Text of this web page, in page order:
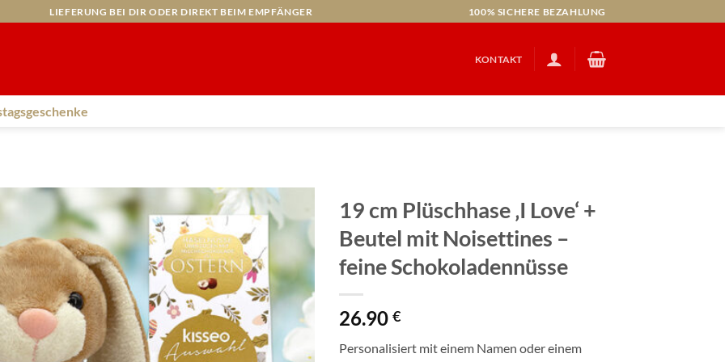
LIEFERUNG BEI DIR ODER DIREKT BEIM EMPFÄNGER 100% SICHERE BEZAHLUNG
KONTAKT
19 cm Plüschhase ‚I Love‘ +
Beutel mit Noisettines –
feine Schokoladennüsse
26.90 €
Personalisiert mit einem Namen oder einem